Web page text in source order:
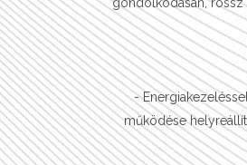
-
működése